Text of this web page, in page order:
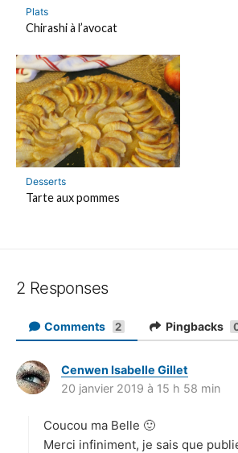
Plats
Chirashi à l’avocat
Desserts
Tarte aux pommes
2 Responses
Comments 2 Pingbacks
Cenwen Isabelle Gillet
i
:
20 janvier 2019 à 15 h 58 min
Coucou ma Belle 🙂
Merci infiniment, je sais que